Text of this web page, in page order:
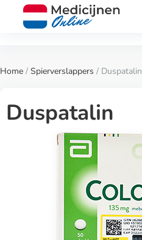
Home / Spierverslappers / Duspatalin
Duspatalin